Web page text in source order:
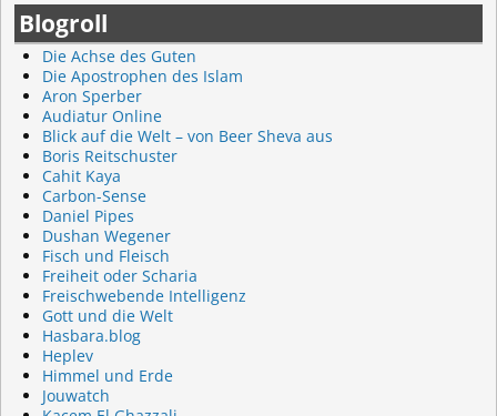
Blogroll
Die Achse des Guten
Die Apostrophen des Islam
Aron Sperber
Audiatur Online
Blick auf die Welt – von Beer Sheva aus
Boris Reitschuster
Cahit Kaya
Carbon-Sense
Daniel Pipes
Dushan Wegener
Fisch und Fleisch
Freiheit oder Scharia
Freischwebende Intelligenz
Gott und die Welt
Hasbara.blog
Heplev
Himmel und Erde
Jouwatch